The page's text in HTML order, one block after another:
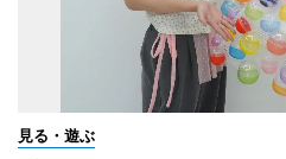
見る・遊ぶ